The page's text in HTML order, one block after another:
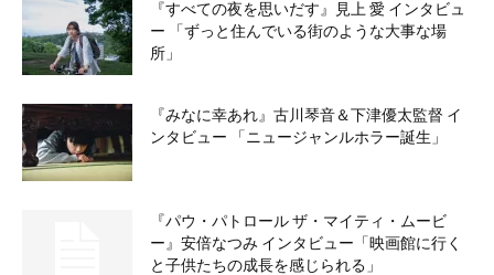
『すべての夜を思いだす』見上 愛 インタビュ
ー 「ずっと住んでいる街のような大事な場
所」
『みなに幸あれ』古川琴音＆下津優太監督 イ
ンタビュー 「ニュージャンルホラー誕生」
『パウ・パトロール ザ・マイティ・ムービ
ー』安倍なつみ インタビュー「映画館に行く
と子供たちの成長を感じられる」